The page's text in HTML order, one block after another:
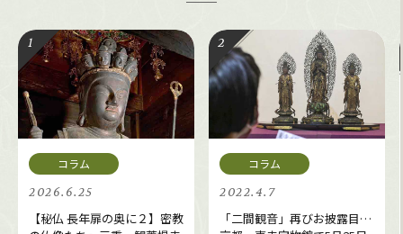
2026.6.25
【秘仏 長年扉の奥に２】密教
2022.4.7
「二間観音」再びお披露目…